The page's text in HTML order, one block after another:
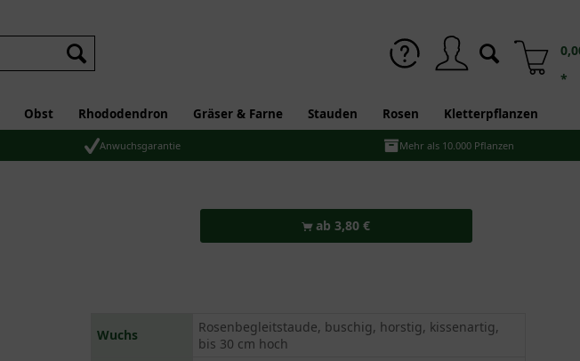
*
Obst Rhododendron Gräser & Farne Stauden Rosen Kletterpflanzen
Anwuchsgarantie Mehr als 10.000 Pflanzen
ab 3,80 €
Wuchs
Rosenbegleitstaude, buschig, horstig, kissenartig,
bis 30 cm hoch